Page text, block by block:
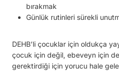
bırakmak
Günlük rutinleri sürekli
DEHB’li çocuklar için oldukça
çocuk için değil, ebeveyn için
gerektirdiği için yorucu hale